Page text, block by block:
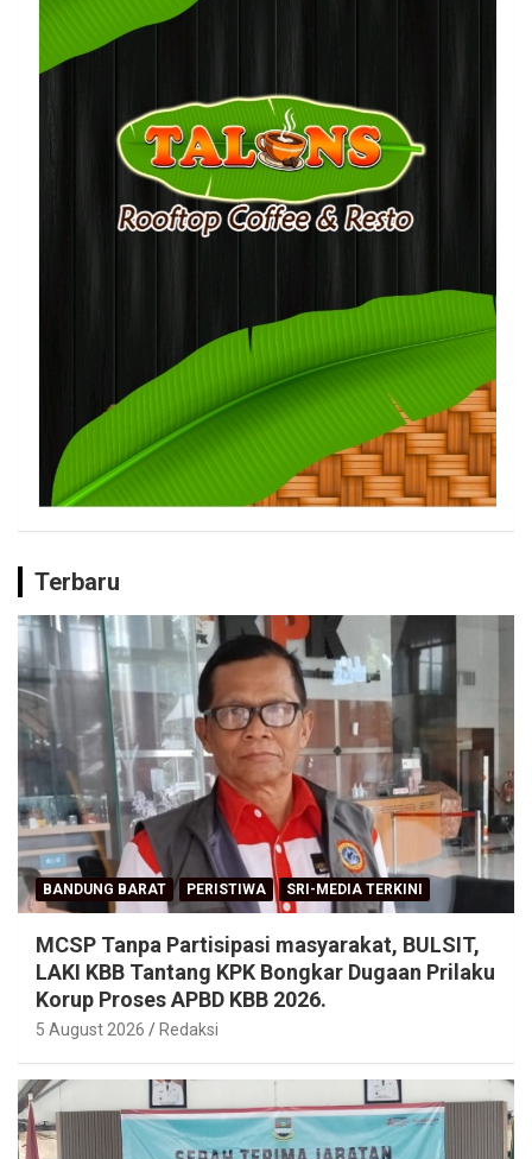
Terbaru
BANDUNG BARAT PERISTIWA SRI-MEDIA TERKINI
MCSP Tanpa Partisipasi masyarakat, BULSIT,
LAKI KBB Tantang KPK Bongkar Dugaan Prilaku
Korup Proses APBD KBB 2026.
5 August 2026 Redaksi